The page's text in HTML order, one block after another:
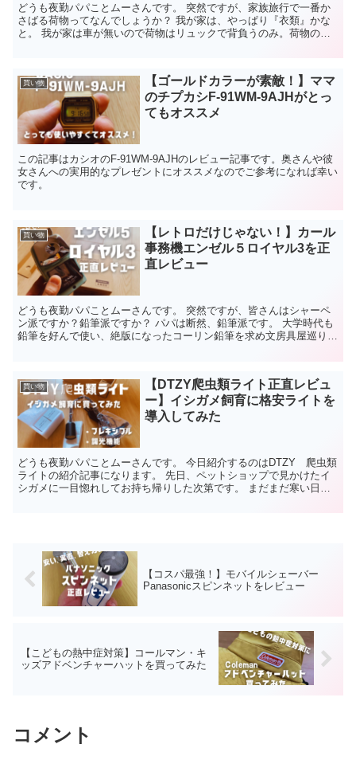
どうも夜勤パパことムーさんです。 突然ですが、家族旅行で一番か
さばる荷物ってなんでしょうか？ 我が家は、やっぱり『衣類』かな
と。 我が家は車が無いので荷物はリュックで背負うのみ。荷物の大
買い物
【ゴールドカラーが素敵！】ママ
のチプカシF-91WM-9AJHがとっ
てもオススメ
この記事はカシオのF-91WM-9AJHのレビュー記事です。奥さんや彼
女さんへの実用的なプレゼントにオススメなのでご参考になれば幸い
です。
買い物
【レトロだけじゃない！】カール
事務機エンゼル５ロイヤル3を正
直レビュー
どうも夜勤パパことムーさんです。 突然ですが、皆さんはシャーペ
ン派ですか？鉛筆派ですか？ パパは断然、鉛筆派です。 大学時代も
鉛筆を好んで使い、絶版になったコーリン鉛筆を求め文房具屋巡りな
買い物
【DTZY爬虫類ライト正直レビュ
ー】イシガメ飼育に格安ライトを
導入してみた
どうも夜勤パパことムーさんです。 今日紹介するのはDTZY 爬虫類
ライトの紹介記事になります。 先日、ペットショップで見かけたイ
シガメに一目惚れしてお持ち帰りした次第です。 まだまだ寒い日が
【コスパ最強！】モバイルシェーバー
Panasonicスピンネットをレビュー
【こどもの熱中症対策】コールマン・キ
ッズアドベンチャーハットを買ってみた
コメント